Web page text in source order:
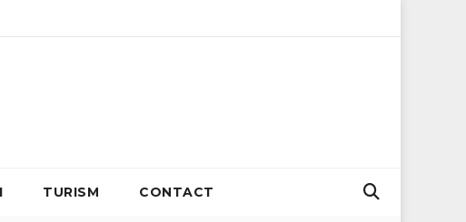
cu emisii zero
TURISM CONTACT